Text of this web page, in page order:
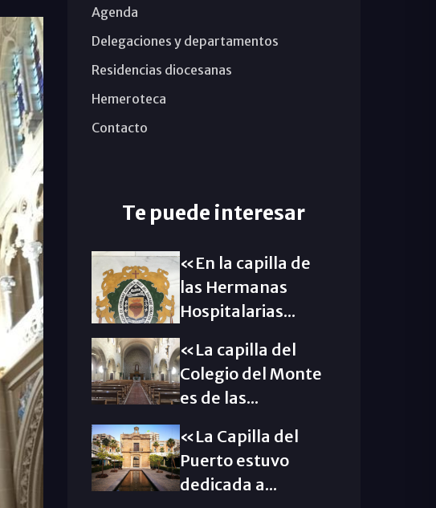
Agenda
Delegaciones y departamentos
Residencias diocesanas
Hemeroteca
Contacto
Te puede interesar
«En la capilla de
las Hermanas
Hospitalarias...
«La capilla del
Colegio del Monte
es de las...
«La Capilla del
Puerto estuvo
dedicada a...